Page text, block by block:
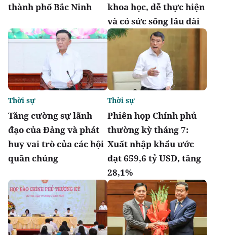
thành phố Bắc Ninh
khoa học, dễ thực hiện
và có sức sống lâu dài
Tăng cường sự lãnh
đạo của Đảng và phát
huy vai trò của các hội
quần chúng
Thời sự
Phiên họp Chính phủ
thường kỳ tháng 7:
Xuất nhập khẩu ước
đạt 659,6 tỷ USD, tăng
28,1%
Thời sự